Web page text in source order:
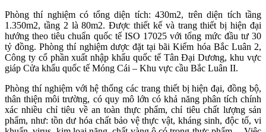
Phòng thí nghiệm có tổng diện tích: 430m2, trên diện tích tầng
1.350m2, tầng 2 là 80m2. Được thiết kế và trang thiết bị hiện đại
hướng theo tiêu chuẩn quốc tế ISO 17025 với tổng mức đầu tư 30
tỷ đồng. Phòng thí nghiệm dược đặt tại bãi Kiểm hóa Bắc Luân 2,
Công ty cổ phần xuất nhập khẩu quốc tế Tân Đại Dương, khu vực
giáp Cửa khẩu quốc tế Móng Cái – Khu vực cầu Bắc Luân II.
Phòng thí nghiệm với hệ thống các trang thiết bị hiện đại, đồng bộ,
thân thiện môi trường, có quy mô lớn có khả năng phân tích chính
xác nhiều chỉ tiêu về an toàn thực phẩm, chỉ tiêu chất lượng sản
phẩm, như: tồn dư hóa chất bảo vệ thực vật, kháng sinh, độc tố, vi